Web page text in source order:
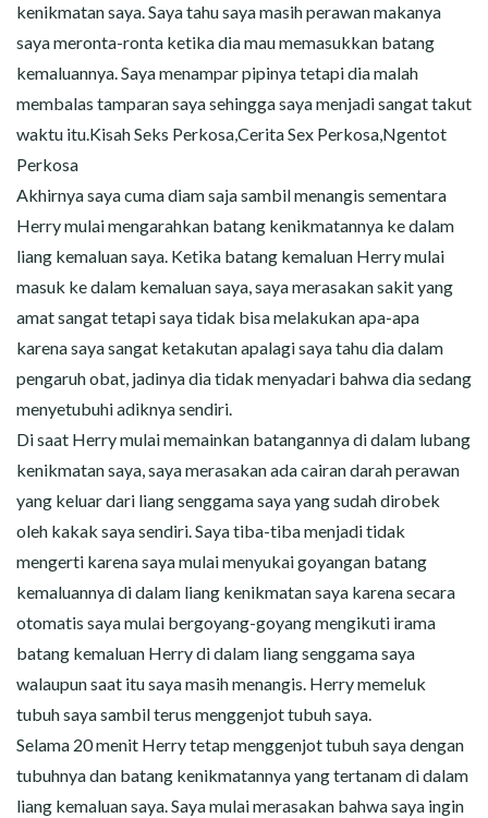
kenikmatan saya. Saya tahu saya masih perawan makanya
saya meronta-ronta ketika dia mau memasukkan batang
kemaluannya. Saya menampar pipinya tetapi dia malah
membalas tamparan saya sehingga saya menjadi sangat takut
waktu itu.Kisah Seks Perkosa,Cerita Sex Perkosa,Ngentot
Perkosa
Akhirnya saya cuma diam saja sambil menangis sementara
Herry mulai mengarahkan batang kenikmatannya ke dalam
liang kemaluan saya. Ketika batang kemaluan Herry mulai
masuk ke dalam kemaluan saya, saya merasakan sakit yang
amat sangat tetapi saya tidak bisa melakukan apa-apa
karena saya sangat ketakutan apalagi saya tahu dia dalam
pengaruh obat, jadinya dia tidak menyadari bahwa dia sedang
menyetubuhi adiknya sendiri.
Di saat Herry mulai memainkan batangannya di dalam lubang
kenikmatan saya, saya merasakan ada cairan darah perawan
yang keluar dari liang senggama saya yang sudah dirobek
oleh kakak saya sendiri. Saya tiba-tiba menjadi tidak
mengerti karena saya mulai menyukai goyangan batang
kemaluannya di dalam liang kenikmatan saya karena secara
otomatis saya mulai bergoyang-goyang mengikuti irama
batang kemaluan Herry di dalam liang senggama saya
walaupun saat itu saya masih menangis. Herry memeluk
tubuh saya sambil terus menggenjot tubuh saya.
Selama 20 menit Herry tetap menggenjot tubuh saya dengan
tubuhnya dan batang kenikmatannya yang tertanam di dalam
liang kemaluan saya. Saya mulai merasakan bahwa saya ingin